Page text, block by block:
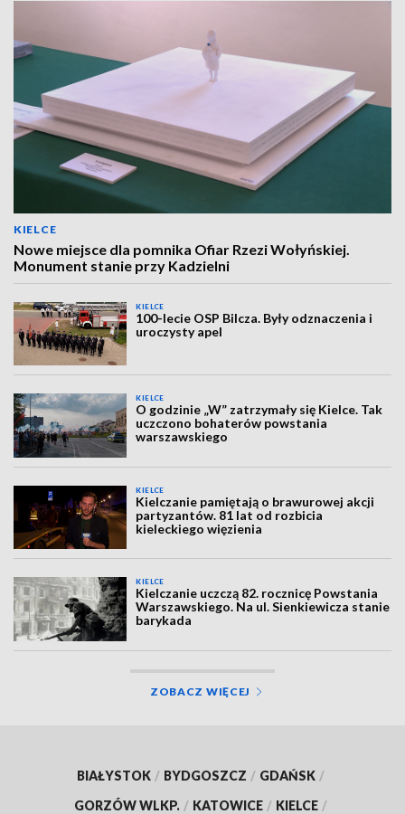
KIELCE
Nowe miejsce dla pomnika Ofiar Rzezi Wołyńskiej.
Monument stanie przy Kadzielni
KIELCE
100-lecie OSP Bilcza. Były odznaczenia i
uroczysty apel
KIELCE
O godzinie „W” zatrzymały się Kielce. Tak
uczczono bohaterów powstania
warszawskiego
KIELCE
Kielczanie pamiętają o brawurowej akcji
partyzantów. 81 lat od rozbicia
kieleckiego więzienia
KIELCE
Kielczanie uczczą 82. rocznicę Powstania
Warszawskiego. Na ul. Sienkiewicza stanie
barykada
ZOBACZ WIĘCEJ
BIAŁYSTOK / BYDGOSZCZ / GDAŃSK /
GORZÓW WLKP. / KATOWICE / KIELCE /